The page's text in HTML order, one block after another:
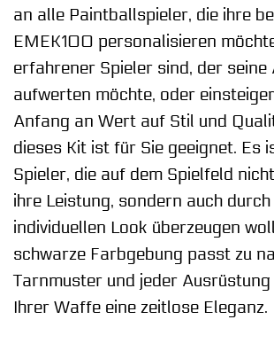
an alle Paintballspieler, die ihre
EMEK100 personalisieren
erfahrener Spieler sind, der seine
aufwerten möchte, oder
Anfang an Wert auf Stil und
dieses Kit ist für Sie geeignet. Es
Spieler, die auf dem Spielfeld
ihre Leistung, sondern auch durch
individuellen Look überzeugen
schwarze Farbgebung passt zu
Tarnmuster und jeder
Ihrer Waffe eine zeitlose Eleganz.